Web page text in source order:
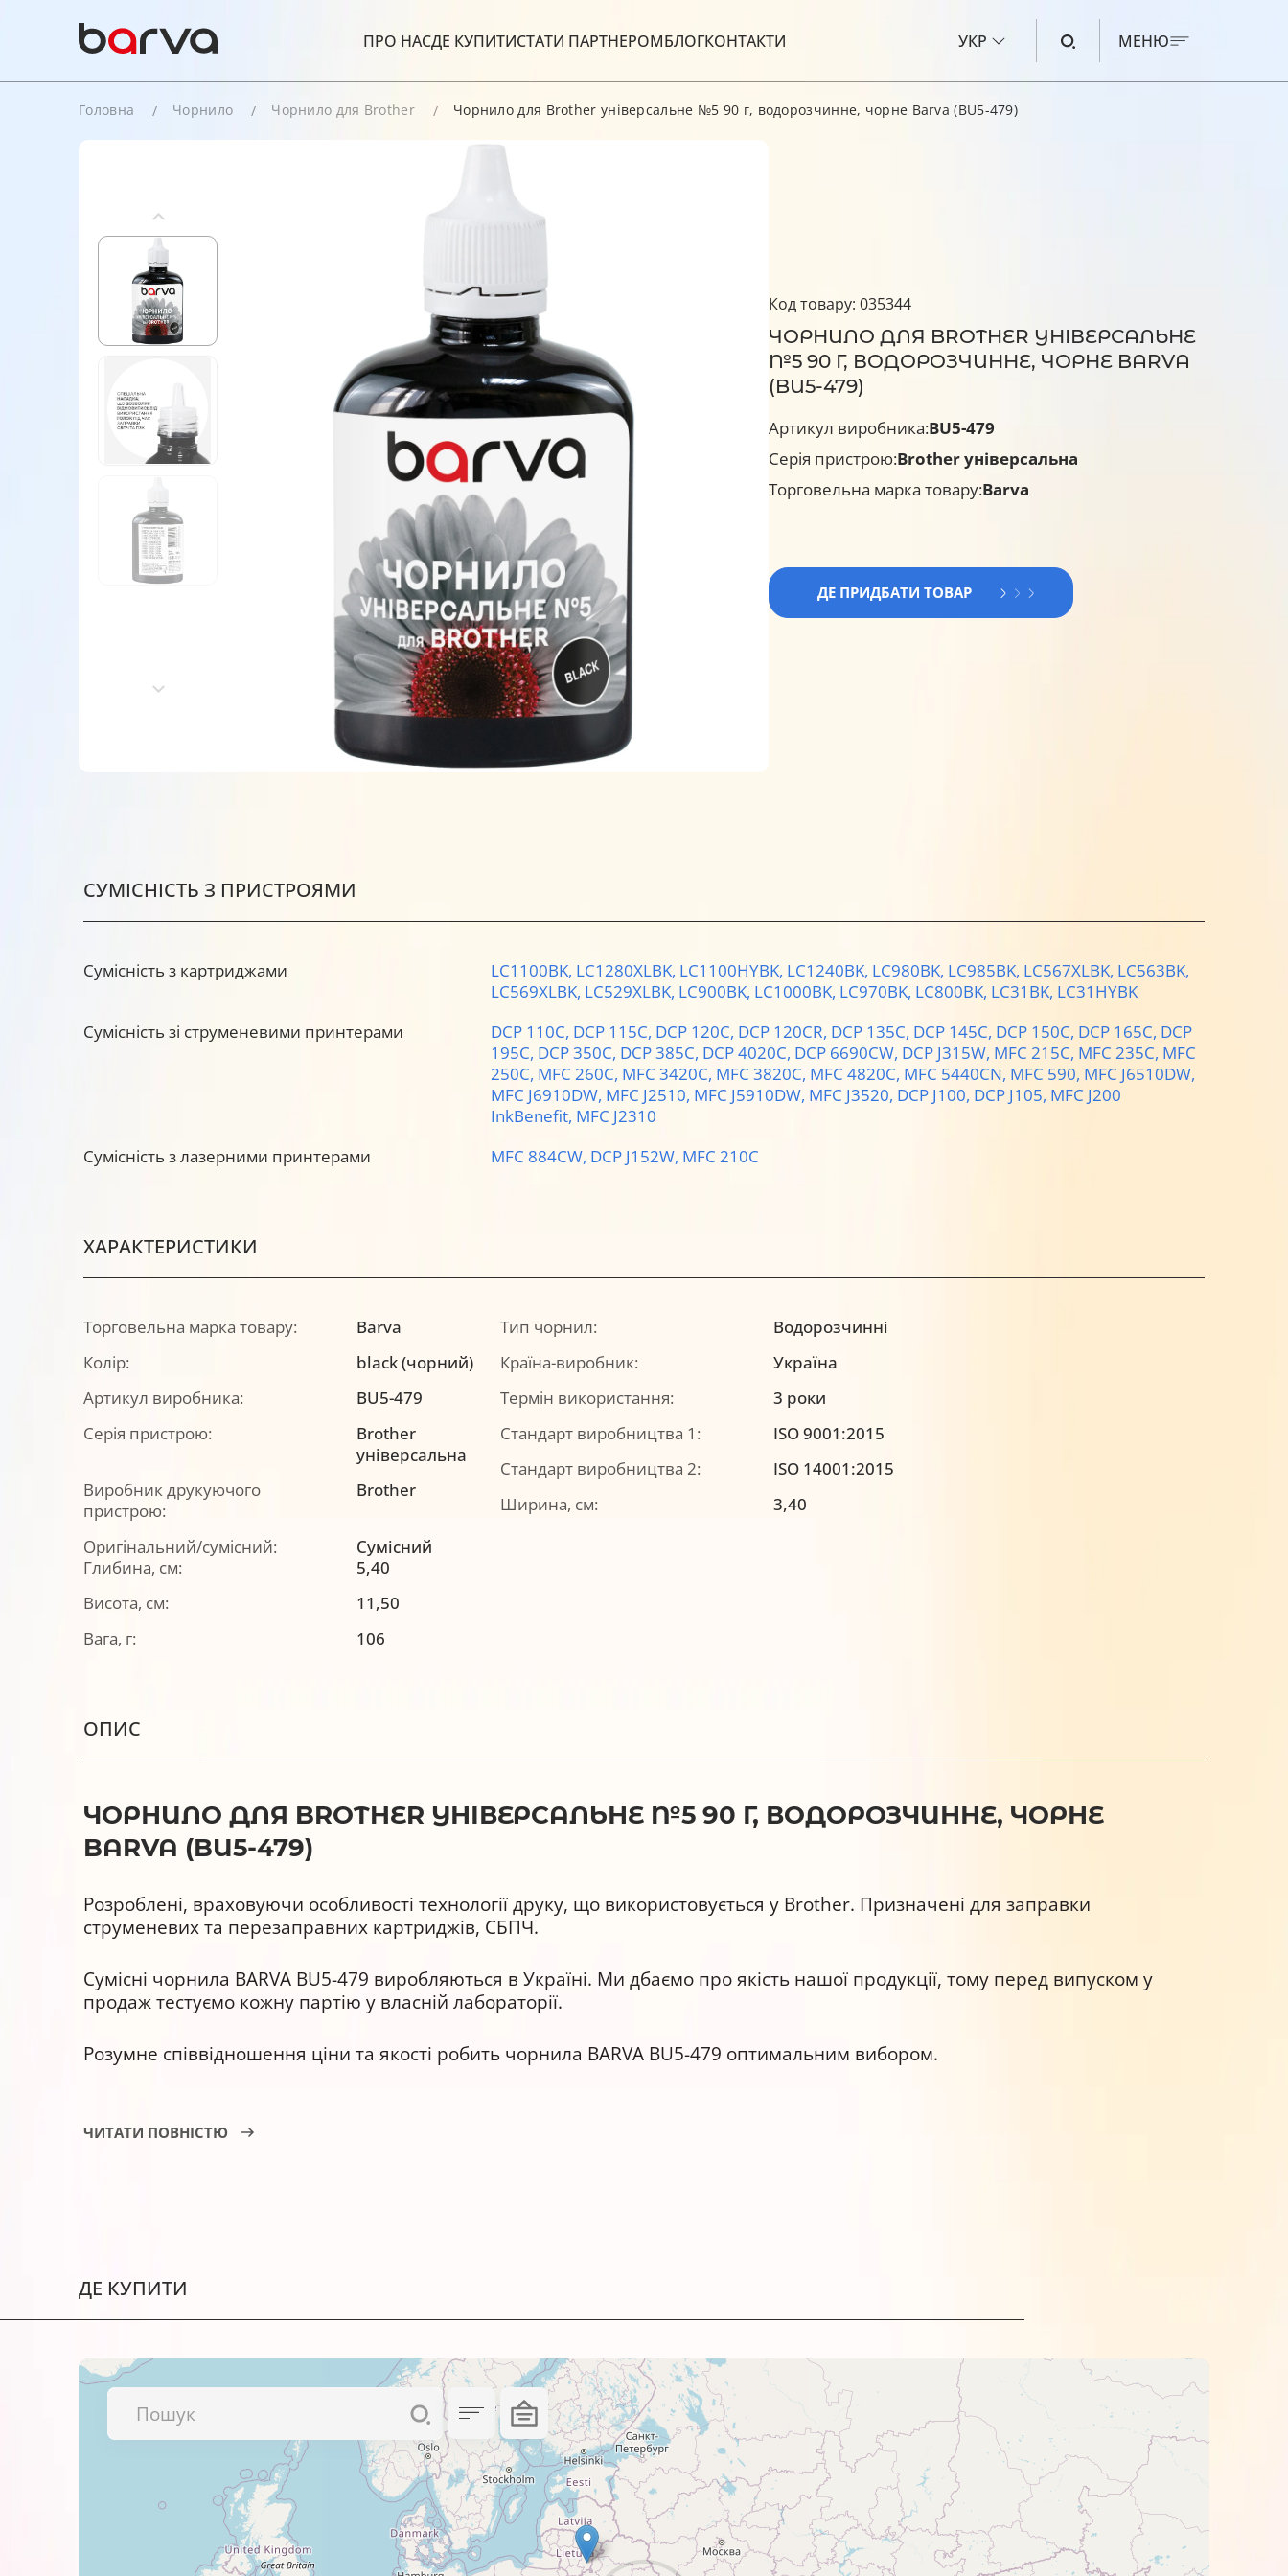
ПРО НАСДЕ КУПИТИСТАТИ ПАРТНЕРОМБЛОГКОНТАКТИ УКР МЕНЮ
Головна Чорнило Чорнило для Brother Чорнило для Brother універсальне №5 90 г, водорозчинне, чорне Barva (BU5-479)
Код товару: 035344
ЧОРНИЛО ДЛЯ BROTHER УНІВЕРСАЛЬНЕ
№5 90 Г, ВОДОРОЗЧИННЕ, ЧОРНЕ BARVA
(BU5-479)
Артикул виробника:BU5-479
Серія пристрою:Brother універсальна
Торговельна марка товару:Barva
ДЕ ПРИДБАТИ ТОВАР
СУМІСНІСТЬ З ПРИСТРОЯМИ
Сумісність з картриджами LC1100BK, LC1280XLBK, LC1100HYBK, LC1240BK, LC980BK, LC985BK, LC567XLBK, LC563BK,
LC569XLBK, LC529XLBK, LC900BK, LC1000BK, LC970BK, LC800BK, LC31BK, LC31HYBK
Сумісність зі струменевими принтерами
DCP 110C, DCP 115C, DCP 120C, DCP 120CR, DCP 135C, DCP 145C, DCP 150C, DCP 165C, DCP
195C, DCP 350C, DCP 385C, DCP 4020C, DCP 6690CW, DCP J315W, MFC 215C, MFC 235C, MFC
250C, MFC 260C, MFC 3420C, MFC 3820C, MFC 4820C, MFC 5440CN, MFC 590, MFC J6510DW,
MFC J6910DW, MFC J2510, MFC J5910DW, MFC J3520, DCP J100, DCP J105, MFC J200
InkBenefit, MFC J2310
Сумісність з лазерними принтерами
MFC 884CW, DCP J152W, MFC 210C
ХАРАКТЕРИСТИКИ
Торговельна марка товару:
Barva
Колір:
black (чорний)
Артикул виробника:
BU5-479
Серія пристрою:
Brother
універсальна
Виробник друкуючого
пристрою:
Brother
Оригінальний/сумісний: Сумісний
Тип чорнил:
Водорозчинні
Країна-виробник:
Україна
Термін використання:
3 роки
Стандарт виробництва 1:
ISO 9001:2015
Стандарт виробництва 2:
ISO 14001:2015
Ширина, см:
3,40
Глибина, см:
5,40
Висота, см:
11,50
Вага, г:
106
ОПИС
ЧОРНИЛО ДЛЯ BROTHER УНІВЕРСАЛЬНЕ №5 90 Г, ВОДОРОЗЧИННЕ, ЧОРНЕ
BARVA (BU5-479)
Розроблені, враховуючи особливості технології друку, що використовується у Brother. Призначені для заправки
струменевих та перезаправних картриджів, СБПЧ.
Сумісні чорнила BARVA BU5-479 виробляються в Україні. Ми дбаємо про якість нашої продукції, тому перед випуском у
продаж тестуємо кожну партію у власній лабораторії.
Розумне співвідношення ціни та якості робить чорнила BARVA BU5-479 оптимальним вибором.
Чорнила сертифіковані: ISO 9001:2015, ISO 14001:2015.
Рекомендації щодо використання
Перевірте сумісність вашого друкуючого пристрою Brother із даними чорнилами.
Для уникнення неякісного друку або проблем в роботі друкуючого пристрою дотримуйтеся інструкцій виробника
щодо заправки.
Зберігайте чорнила в прохолодному сухому місці подалі від прямого сонячного світла.
ЧИТАТИ ПОВНІСТЮ
ДЕ КУПИТИ